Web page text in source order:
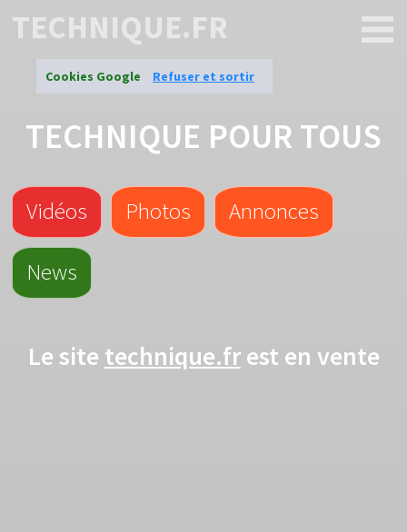
Cookies Google Refuser et sortir
TECHNIQUE.FR
TECHNIQUE POUR TOUS
Vidéos Photos Annonces
News
Le site technique.frest en vente